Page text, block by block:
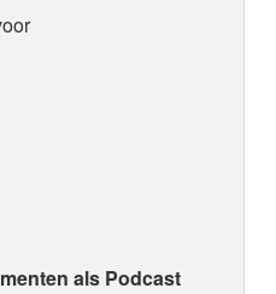
als Podcast